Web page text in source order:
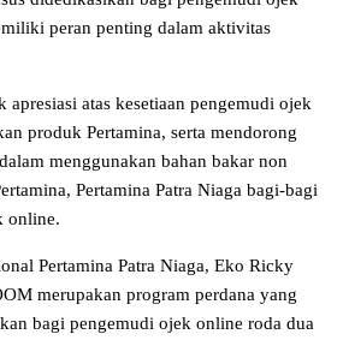
peran penting dalam aktivitas
apresiasi atas kesetiaan pengemudi ojek
produk Pertamina, serta mendorong
menggunakan bahan bakar non
Pertamina Patra Niaga bagi-bagi
online.
Pertamina Patra Niaga, Eko Ricky
merupakan program perdana yang
bagi pengemudi ojek online roda dua